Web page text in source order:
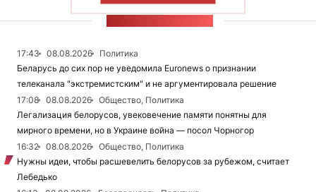
17:43 08.08.2026
Политика
Беларусь до сих пор не уведомила Euronews о признании
телеканала "экстремистским" и не аргументировала решение
17:08
08.08.2026
Общество, Политика
Легализация белорусов, увековечение памяти понятны для
мирного времени, но в Украине война — посол Чорногор
16:32
08.08.2026
Общество, Политика
Нужны идеи, чтобы расшевелить белорусов за рубежом, считает
Лебедько